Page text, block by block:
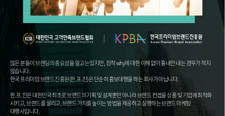
많은 분들이 브랜딩의 중요성을 알고는 있지만, 정작 why에 대한 이해 없이 흉내만 내는 경우가 적지
않습니다.
한국 프리미엄 브랜드 진흥원(한.프.진)은 단순히 홍보대행을 하는 회사가 아닙니다.
한.프.진은 대한민국 최초로 브랜드의 기획 및 설계뿐만 아니라 브랜드 컨셉을 상품 및 기업에 최적화
시키고, 브랜드를 알리고, 브랜드 가치를 높이는 방법을 제공하고 실행하는 브랜드 마케팅
대행사입니다.